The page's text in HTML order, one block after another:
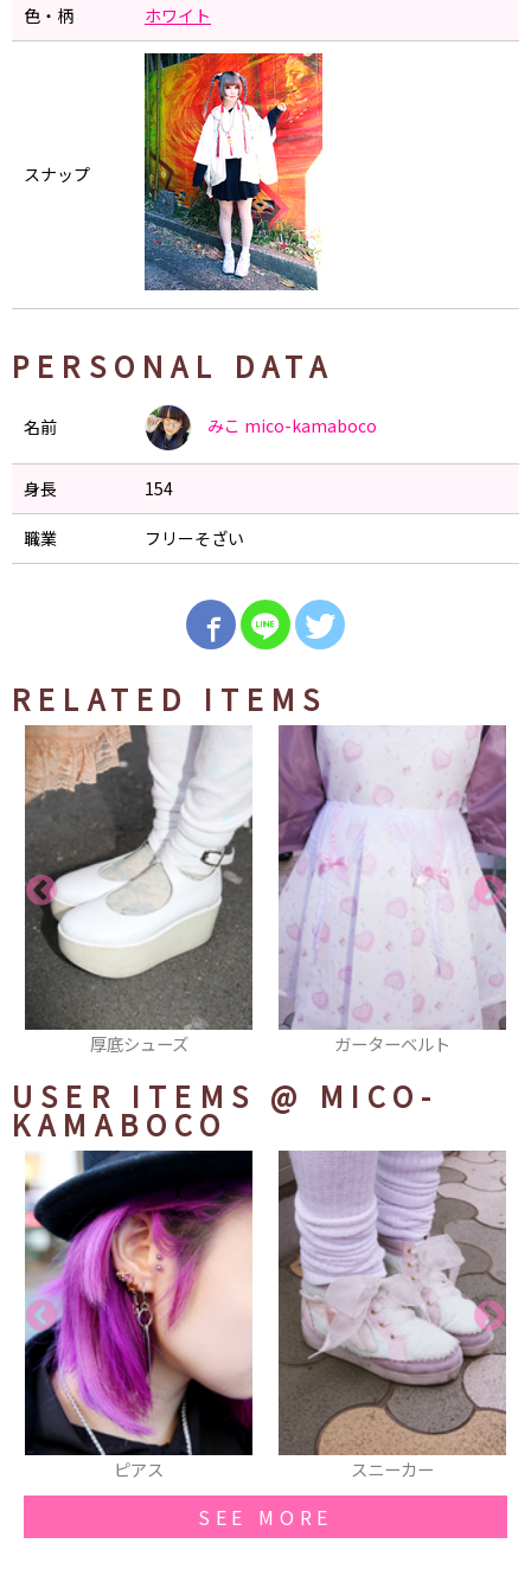
色・柄 ホワイト
スナップ
PERSONAL DATA
名前 みこ mico-kamaboco
身長 154
職業 フリーそざい
RELATED ITEMS
ガーターベルト ロンT
USER ITEMS @ MICO-
KAMABOCO
スニーカー ピアス
SEE MORE